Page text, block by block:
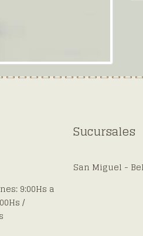
9:00Hs a
/
Sucursales
San Miguel -